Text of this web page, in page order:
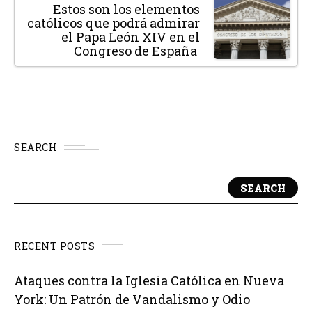
Estos son los elementos
católicos que podrá admirar
el Papa León XIV en el
Congreso de España
SEARCH
SEARCH
RECENT POSTS
Ataques contra la Iglesia Católica en Nueva
York: Un Patrón de Vandalismo y Odio